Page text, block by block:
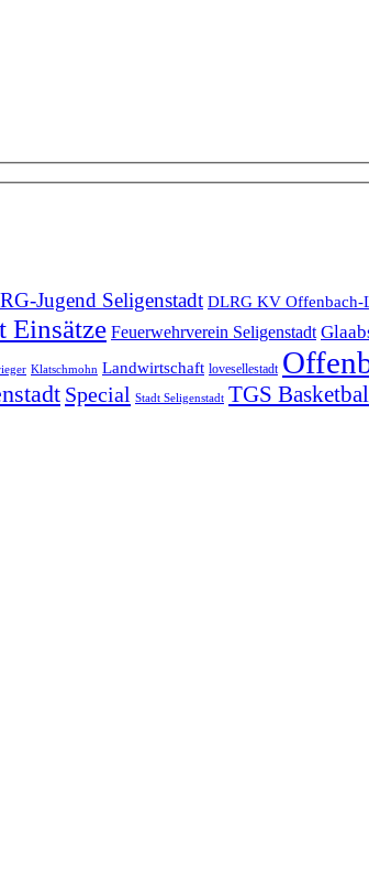
Jugend Seligenstadt DLRG KV Offenbach-
Einsätze Feuerwehrverein Seligenstadt
Klatschmohn Landwirtschaft lovesellestadt
Special Stadt Seligenstadt TGS